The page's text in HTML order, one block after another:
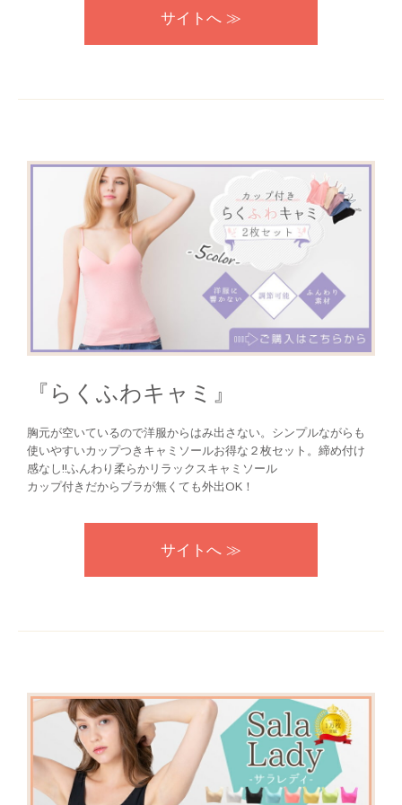
サイトへ ≫
『らくふわキャミ』
胸元が空いているので洋服からはみ出さない。シンプルながらも
使いやすいカップつきキャミソールお得な２枚セット。締め付け
感なし!!ふんわり柔らかリラックスキャミソール
カップ付きだからブラが無くても外出OK！
サイトへ ≫